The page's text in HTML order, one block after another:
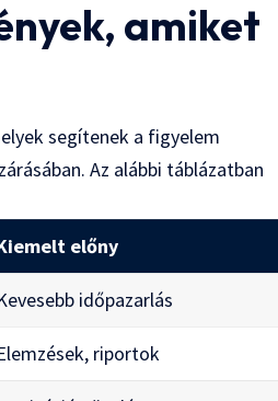
amiket
segítenek a figyelem
Az alábbi táblázatban
előny
időpazarlás
riportok